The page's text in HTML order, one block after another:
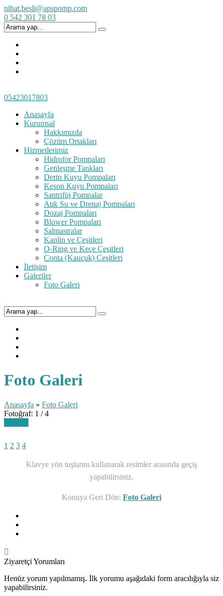
nihat.besli@apspomp.com
0 542 301 78 03
05423017803
Anasayfa
Kurumsal
Hakkımızda
Çözüm Ortakları
Hizmetlerimiz
Hidrofor Pompaları
Genleşme Tankları
Derin Kuyu Pompaları
Keson Kuyu Pompaları
Santrifüj Pompalar
Atık Su ve Drenaj Pompaları
Dozaj Pompaları
Blower Pompaları
Salmastralar
Kaplin ve Çeşitleri
O-Ring ve Keçe Çeşitleri
Conta (Kauçuk) Çeşitleri
İletişim
Galeriler
Foto Galeri
Foto Galeri
Anasayfa » Foto Galeri
Fotoğraf: 1 / 4
1 2 3 4
Klavye yön tuşlarını kullanarak resimler arasında geçiş
yapabilirsiniz.
Konuya Geri Dön: Foto Galeri
Ziyaretçi Yorumları
Henüz yorum yapılmamış. İlk yorumu aşağıdaki form aracılığıyla siz
yapabilirsiniz.